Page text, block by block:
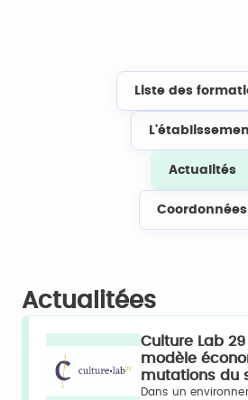
Liste des
Actualités
Coordonnées
Actualitées
Culture Lab
modèle
mutations du
Dans un